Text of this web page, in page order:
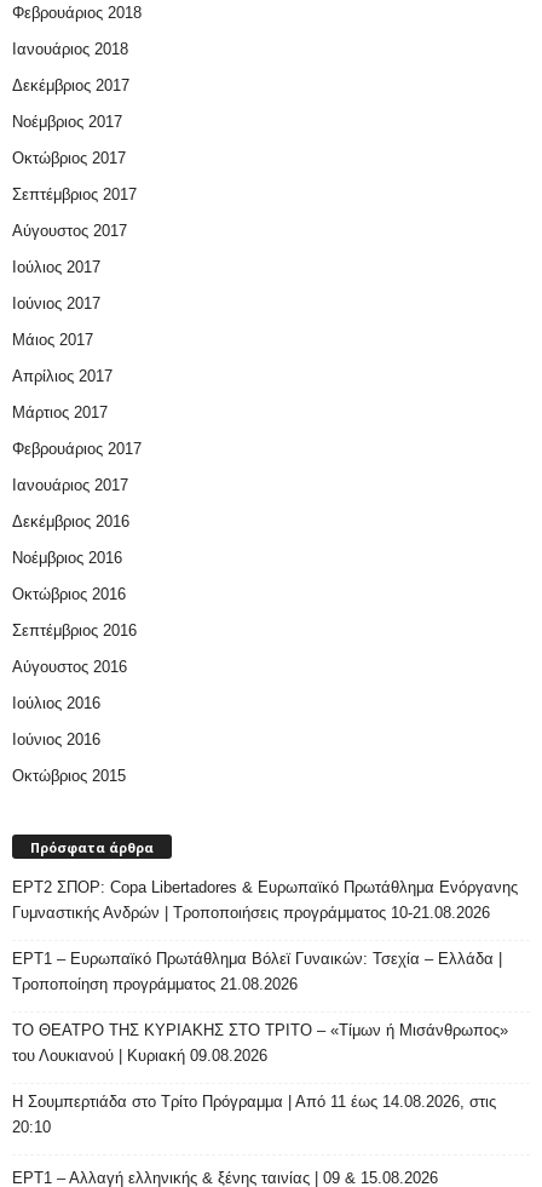
Φεβρουάριος 2018
Ιανουάριος 2018
Δεκέμβριος 2017
Νοέμβριος 2017
Οκτώβριος 2017
Σεπτέμβριος 2017
Αύγουστος 2017
Ιούλιος 2017
Ιούνιος 2017
Μάιος 2017
Απρίλιος 2017
Μάρτιος 2017
Φεβρουάριος 2017
Ιανουάριος 2017
Δεκέμβριος 2016
Νοέμβριος 2016
Οκτώβριος 2016
Σεπτέμβριος 2016
Αύγουστος 2016
Ιούλιος 2016
Ιούνιος 2016
Οκτώβριος 2015
Πρόσφατα άρθρα
ΕΡΤ2 ΣΠΟΡ: Copa Libertadores & Ευρωπαϊκό Πρωτάθλημα Ενόργανης
Γυμναστικής Ανδρών | Τροποποιήσεις προγράμματος 10-21.08.2026
ΕΡΤ1 – Ευρωπαϊκό Πρωτάθλημα Βόλεϊ Γυναικών: Τσεχία – Ελλάδα |
Τροποποίηση προγράμματος 21.08.2026
ΤΟ ΘΕΑΤΡΟ ΤΗΣ ΚΥΡΙΑΚΗΣ ΣΤΟ ΤΡΙΤΟ – «Τίμων ή Μισάνθρωπος»
του Λουκιανού | Κυριακή 09.08.2026
H Σουμπερτιάδα στο Τρίτο Πρόγραμμα | Από 11 έως 14.08.2026, στις
20:10
ΕΡΤ1 – Αλλαγή ελληνικής & ξένης ταινίας | 09 & 15.08.2026